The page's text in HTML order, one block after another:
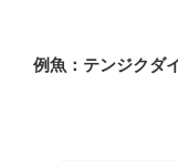
例魚：テンジクダ